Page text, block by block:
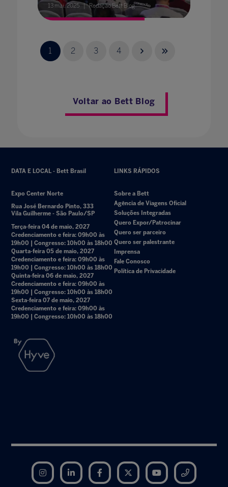
13 mai. 2025 Redação Bett Blog
1 2 3 4
Voltar ao Bett Blog
DATA E LOCAL - Bett Brasil
Expo Center Norte
Rua José Bernardo Pinto, 333
Vila Guilherme - São Paulo/SP
Terça-feira 04 de maio, 2027
Credenciamento e feira: 09h00 às
19h00 | Congresso: 10h00 às 18h00
Quarta-feira 05 de maio, 2027
Credenciamento e feira: 09h00 às
19h00 | Congresso: 10h00 às 18h00
Quinta-feira 06 de maio, 2027
Credenciamento e feira: 09h00 às
19h00 | Congresso: 10h00 às 18h00
Sexta-feira 07 de maio, 2027
Credenciamento e feira: 09h00 às
19h00 | Congresso: 10h00 às 18h00
LINKS RÁPIDOS
Sobre a Bett
Agência de Viagens Oficial
Soluções Integradas
Quero Expor/Patrocinar
Quero ser parceiro
Quero ser palestrante
Imprensa
Fale Conosco
Política de Privacidade
Instagram LinkedIn Facebook Twitter YouTube